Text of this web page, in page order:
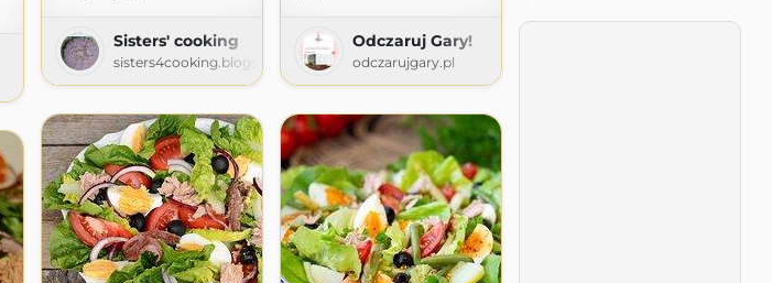
Odczaruj Gary!
odczarujgary.pl
Sisters' cooking
sisters4cooking.blogspot.com